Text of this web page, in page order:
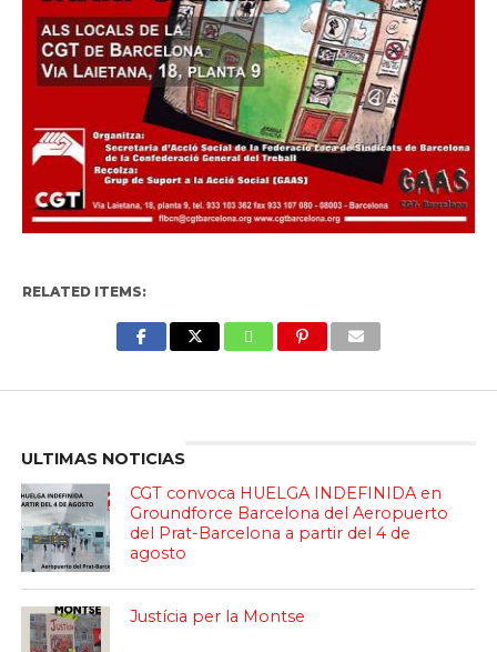
RELATED ITEMS:
ULTIMAS NOTICIAS
CGT convoca HUELGA INDEFINIDA en
Groundforce Barcelona del Aeropuerto
del Prat-Barcelona a partir del 4 de
agosto
Justícia per la Montse